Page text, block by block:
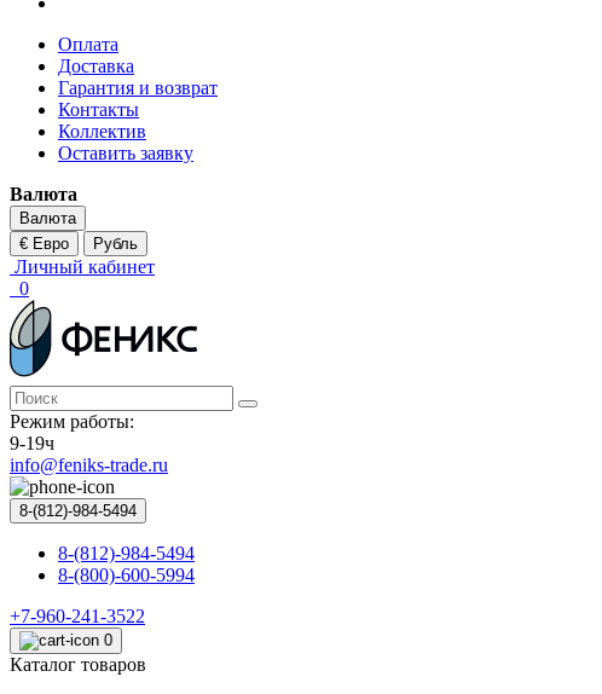
Оплата
Доставка
Гарантия и возврат
Контакты
Коллектив
Оставить заявку
Валюта
Валюта
€ Евро
Рубль
Личный кабинет
0
Режим работы:
9-19ч
info@feniks-trade.ru
8-(812)-984-5494
8-(812)-984-5494
8-(800)-600-5994
+7-960-241-3522
0
Каталог товаров